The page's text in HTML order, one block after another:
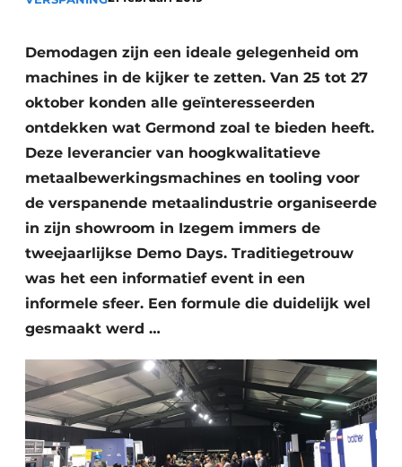
Vacatures
Video’s
Demodagen zijn een ideale gelegenheid om
machines in de kijker te zetten. Van 25 tot 27
oktober konden alle geïnteresseerden
ontdekken wat Germond zoal te bieden heeft.
Deze leverancier van hoogkwalitatieve
metaalbewerkingsmachines en tooling voor
de verspanende metaalindustrie organiseerde
in zijn showroom in Izegem immers de
tweejaarlijkse Demo Days. Traditiegetrouw
was het een informatief event in een
informele sfeer. Een formule die duidelijk wel
gesmaakt werd …